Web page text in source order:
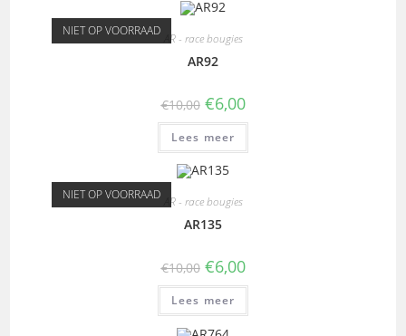
NIET OP VOORRAAD AR - race bougies
AR92
€10,00 €6,00
Lees meer
NIET OP VOORRAAD AR - race bougies
AR135
€10,00 €6,00
Lees meer